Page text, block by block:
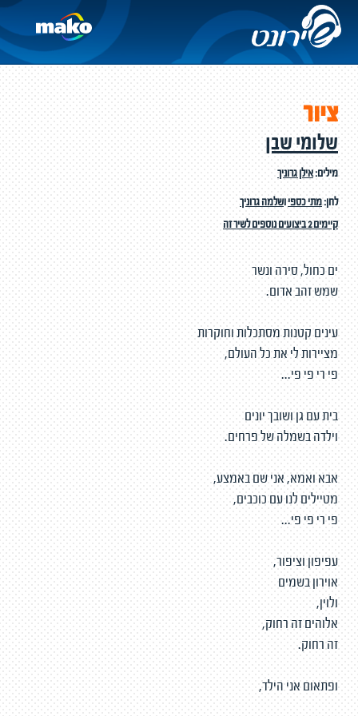
ציור
שלומי שבן
מילים:אילן גרוניך
לחן:מתי כספיושלמה גרוניך
קיימים 2 ביצועים נוספים לשיר זה
ים כחול, סירה ונשר
שמש זהב אדום.
עינים קטנות מסתכלות וחוקרות
מציירות לי את כל העולם,
פי רי פי פי...
בית עם גן ושובך יונים
וילדה בשמלה של פרחים.
אבא ואמא, אני שם באמצע,
מטיילים לנו עם כוכבים,
פי רי פי פי...
עפיפון וציפור,
אוירון בשמים
ולוין,
אלוהים זה רחוק,
זה רחוק.
ופתאום אני הילד,